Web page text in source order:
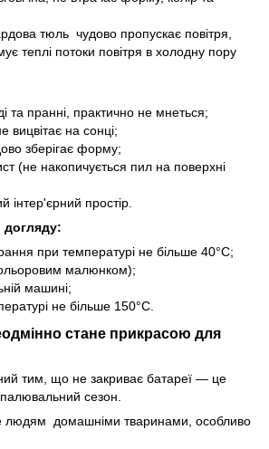
тюль чудово пропускає повітря,
теплі потоки повітря в холодну пору
та пранні, практично не мнеться;
вицвітає на сонці;
зберігає форму;
(не накопичується пил на поверхні
інтер'єрний простір.
догляду:
при температурі не більше 40°C;
малюнком);
машині;
не більше 150°C.
стане прикрасою для
тим, що не закриває батареї — це
сезон.
людям домашніми тваринами, особливо